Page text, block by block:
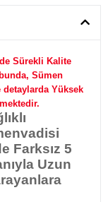
Sürekli Kalite
Sümen
Yüksek
Farksız 5
Uzun